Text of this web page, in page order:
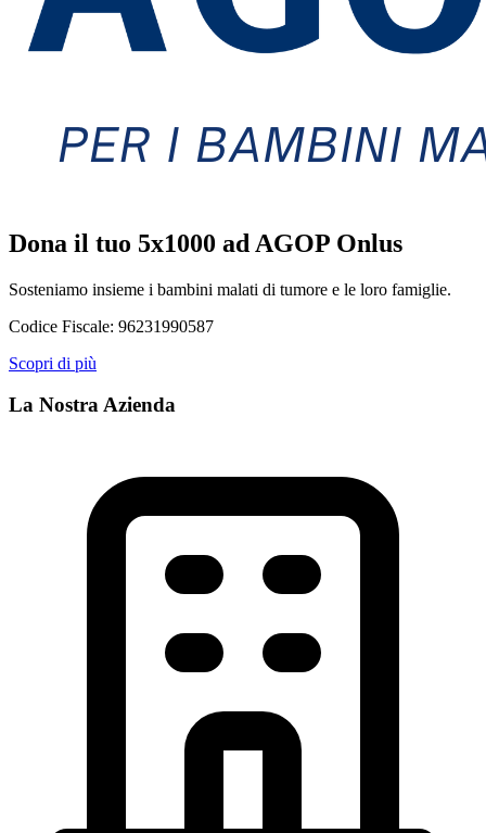
Dona il tuo 5x1000 ad AGOP Onlus
Sosteniamo insieme i bambini malati di tumore e le loro famiglie.
Codice Fiscale: 96231990587
Scopri di più
La Nostra Azienda